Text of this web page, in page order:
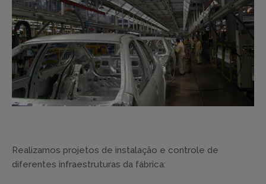
Realizamos projetos de instalação e controle de
diferentes infraestruturas da fábrica: